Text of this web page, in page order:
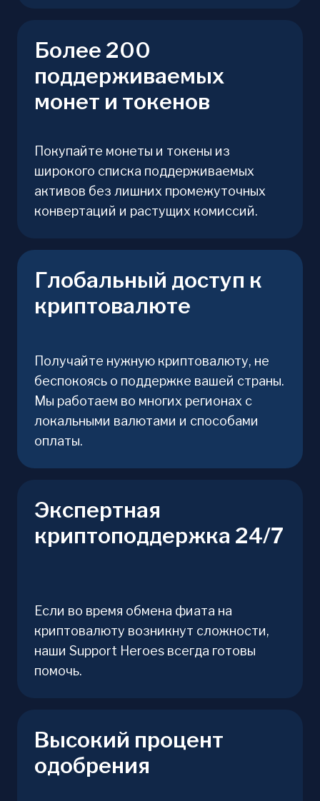
Более 200
поддерживаемых
монет и токенов
Покупайте монеты и токены из
широкого списка поддерживаемых
активов без лишних промежуточных
конвертаций и растущих комиссий.
Глобальный доступ к
криптовалюте
Получайте нужную криптовалюту, не
беспокоясь о поддержке вашей страны.
Мы работаем во многих регионах с
локальными валютами и способами
оплаты.
Экспертная
криптоподдержка 24/7
Если во время обмена фиата на
криптовалюту возникнут сложности,
наши Support Heroes всегда готовы
помочь.
Высокий процент
одобрения